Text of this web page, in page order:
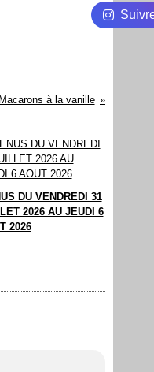
Macarons à la vanille
DU VENDREDI 31
2026 AU JEUDI 6
2026